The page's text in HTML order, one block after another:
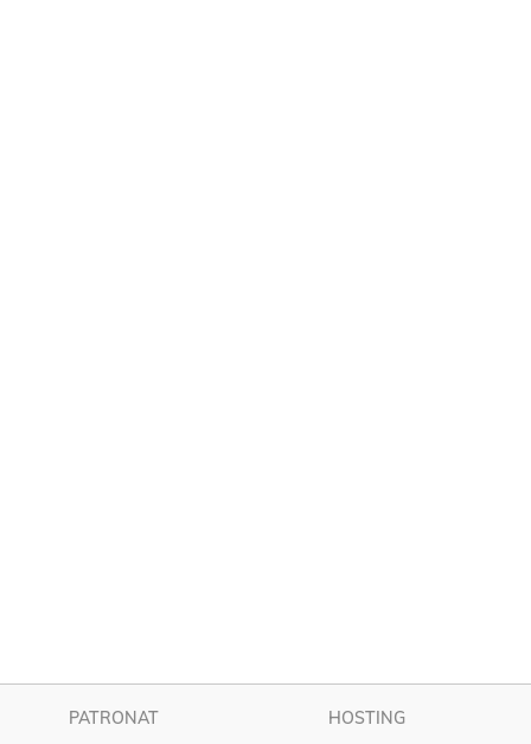
PATRONAT HOSTING